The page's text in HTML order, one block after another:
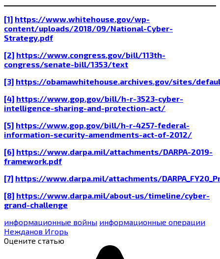
[1] https://www.whitehouse.gov/wp-
content/uploads/2018/09/National-Cyber-
Strategy.pdf
[2] https://www.congress.gov/bill/113th-
congress/senate-bill/1353/text
[3] https://obamawhitehouse.archives.gov/sites/
[4] https://www.gop.gov/bill/h-r-3523-cyber-
intelligence-sharing-and-protection-act/
[5] https://www.gop.gov/bill/h-r-4257-federal-
information-security-amendments-act-of-2012/
[6] https://www.darpa.mil/attachments/DARPA-2019-
framework.pdf
[7] https://www.darpa.mil/attachments/
[8] https://www.darpa.mil/about-us/timeline/cyber-
grand-challenge
информационные войны информационные операции
Нежданов Игорь
Оцените статью